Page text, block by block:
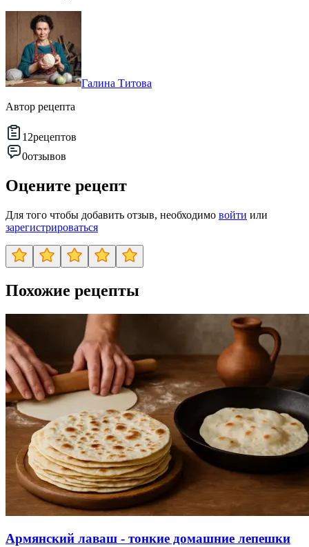
Галина Титова
Автор рецепта
12рецептов
0отзывов
Оцените рецепт
Для того чтобы добавить отзыв, необходимо войти или
зарегистрироваться
Похожие рецепты
Армянский лаваш - тонкие домашние лепешки